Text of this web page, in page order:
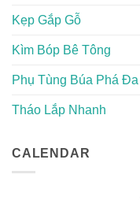
Kẹp Gắp Gỗ
Kìm Bóp Bê Tông
Phụ Tùng Búa Phá Đa
Tháo Lắp Nhanh
CALENDAR